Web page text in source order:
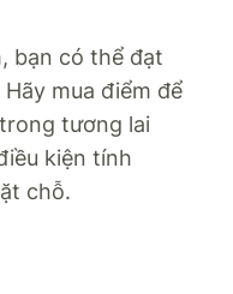
bạn có thể đạt
mua điểm để
tương lai
kiện tính
chỗ.